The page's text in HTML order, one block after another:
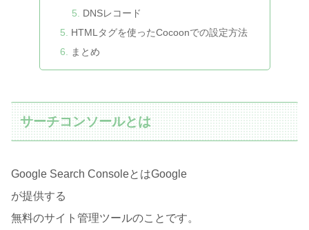
DNSレコード
HTMLタグを使ったCocoonでの設定方法
まとめ
サーチコンソールとは
Google Search ConsoleとはGoogle
が提供する
無料のサイト管理ツールのことです。